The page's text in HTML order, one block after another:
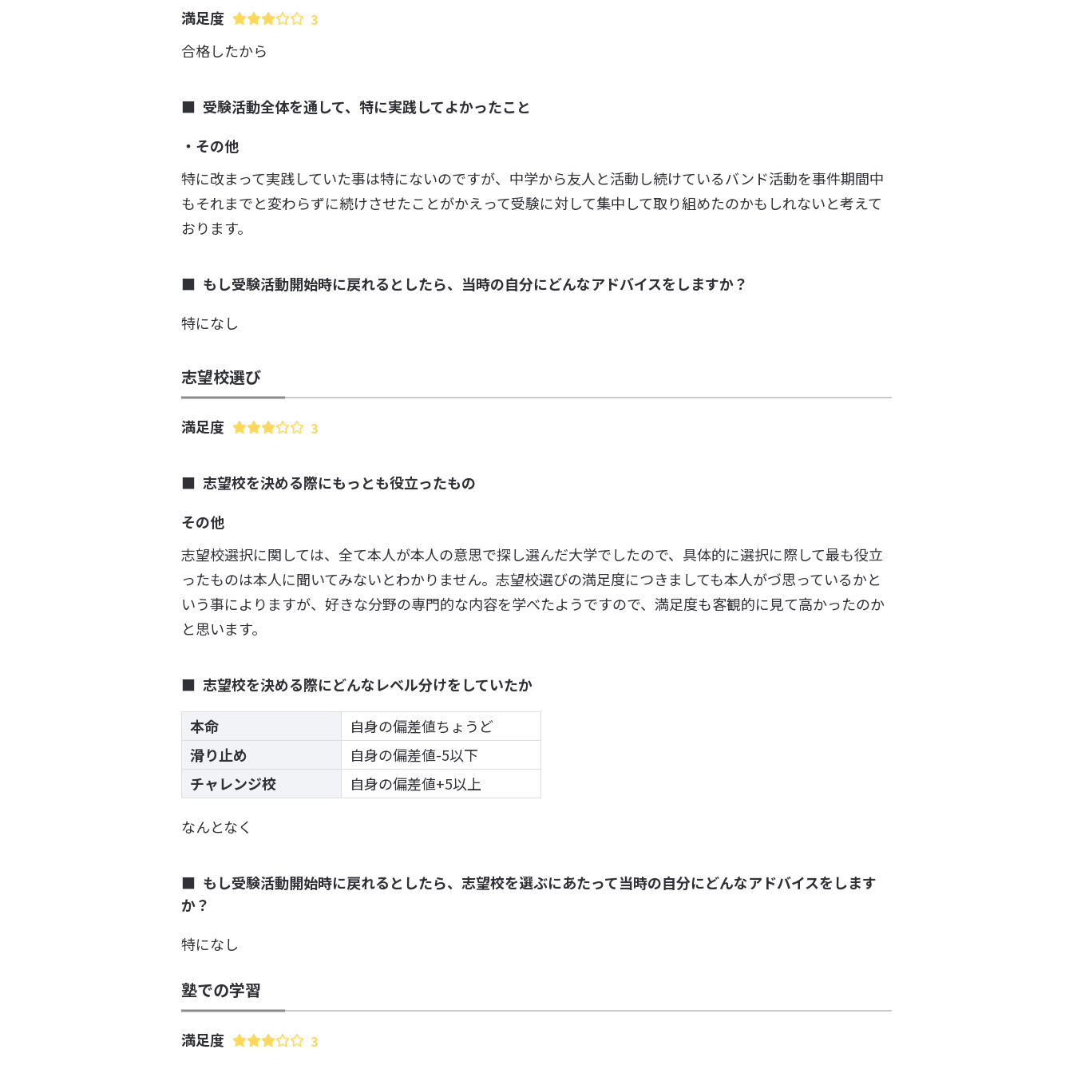
満足度 3
合格したから
受験活動全体を通して、特に実践してよかったこと
・その他
特に改まって実践していた事は特にないのですが、中学から友人と活動し続けているバンド活動を事件期間中
もそれまでと変わらずに続けさせたことがかえって受験に対して集中して取り組めたのかもしれないと考えて
おります。
もし受験活動開始時に戻れるとしたら、当時の自分にどんなアドバイスをしますか？
特になし
志望校選び
満足度 3
志望校を決める際にもっとも役立ったもの
その他
志望校選択に関しては、全て本人が本人の意思で探し選んだ大学でしたので、具体的に選択に際して最も役立
ったものは本人に聞いてみないとわかりません。志望校選びの満足度につきましても本人がづ思っているかと
いう事によりますが、好きな分野の専門的な内容を学べたようですので、満足度も客観的に見て高かったのか
と思います。
志望校を決める際にどんなレベル分けをしていたか
本命
自身の偏差値ちょうど
滑り止め
自身の偏差値-5以下
チャレンジ校
自身の偏差値+5以上
なんとなく
もし受験活動開始時に戻れるとしたら、志望校を選ぶにあたって当時の自分にどんなアドバイスをします
か？
特になし
塾での学習
満足度 3